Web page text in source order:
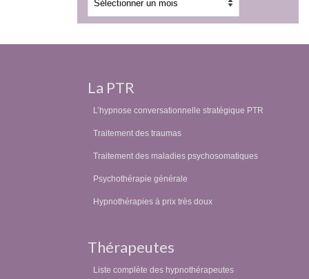
La PTR
L’hypnose conversationnelle stratégique PTR
Traitement des traumas
Traitement des maladies psychosomatiques
Psychothérapie générale
Hypnothérapies à prix très doux
Thérapeutes
Liste complète des hypnothérapeutes